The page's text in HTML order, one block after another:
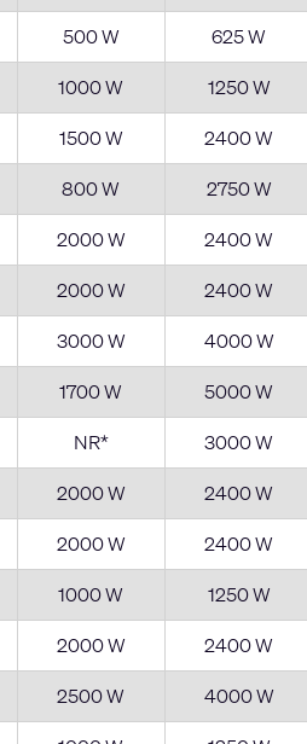
500 W
625 W
1000 W
1250 W
1500 W
2400 W
800 W 2750 W
2000 W
2400 W
2000 W
2400 W
3000 W
4000 W
1700 W
5000 W
NR* 3000 W
2000 W
2400 W
2000 W
2400 W
1000 W
1250 W
2000 W
2400 W
2500 W 4000 W